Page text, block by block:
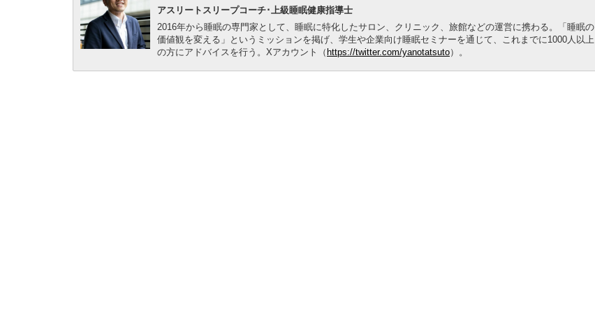
アスリートスリープコーチ･上級睡眠健康指導士
2016年から睡眠の専門家として、睡眠に特化したサロン、クリニック、旅館などの運営に携わる。「睡眠の
価値観を変える」というミッションを掲げ、学生や企業向け睡眠セミナーを通じて、これまでに1000人以上
の方にアドバイスを行う。Xアカウント（ https://twitter.com/yanotatsuto）。